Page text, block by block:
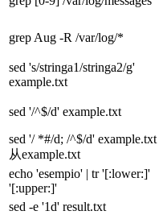
grep Aug -R /var/log/*
sed 's/stringa1/stringa2/g'
example.txt
sed '/^$/d' example.txt
sed '/ *#/d; /^$/d' example.txt
从example.txt
echo 'esempio' | tr '[:lower:]'
'[:upper:]'
sed -e '1d' result.txt